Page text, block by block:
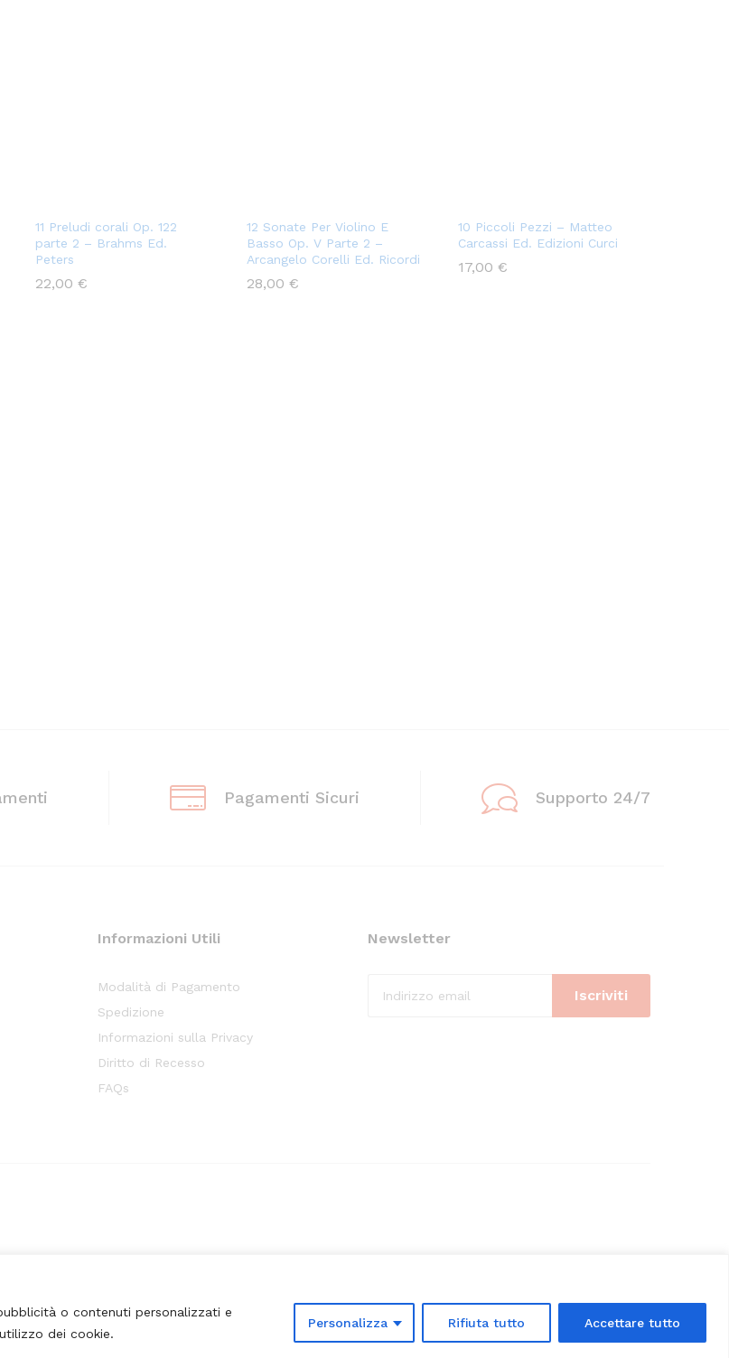
o contenuti personalizzati e
dei cookie.
Personalizza Rifiuta tutto Accettare tutto
11 Preludi corali Op. 122
parte 2 – Brahms Ed.
Peters
22,00 €
12 Sonate Per Violino E
Basso Op. V Parte 2 –
Arcangelo Corelli Ed. Ricordi
28,00 €
10 Piccoli Pezzi – Matteo
Carcassi Ed. Edizioni Curci
17,00 €
Pagamenti Sicuri Supporto 24/7
Informazioni Utili
Modalità di Pagamento
Spedizione
Informazioni sulla Privacy
Diritto di Recesso
FAQs
Newsletter